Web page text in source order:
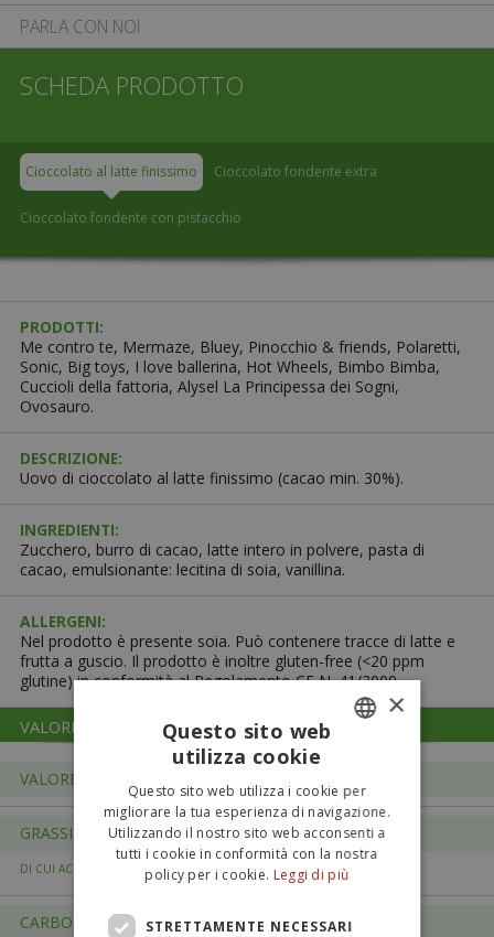
PARLA CON NOI
SCHEDA PRODOTTO
Cioccolato al latte finissimo Cioccolato fondente extra
Cioccolato fondente con pistacchio
PRODOTTI:
Me contro te, Mermaze, Bluey, Pinocchio & friends, Polaretti,
Sonic, Big toys, I love ballerina, Hot Wheels, Bimbo Bimba,
Cuccioli della fattoria, Alysel La Principessa dei Sogni,
Ovosauro.
DESCRIZIONE:
Uovo di cioccolato al latte finissimo (cacao min. 30%).
INGREDIENTI:
Zucchero, burro di cacao, latte intero in polvere, pasta di
cacao, emulsionante: lecitina di soia, vanillina.
ALLERGENI:
Nel prodotto è presente soia. Può contenere tracce di latte e
frutta a guscio. Il prodotto è inoltre gluten-free (<20 ppm
glutine) in conformità al Regolamento CE N. 41/2009.
VALORI NUTRIZIONALI 100 g
VALORE ENERGETICO
GRASSI 30,0 g
DI CUI ACIDI GRASSI SATURI 18,6 g
CARBOIDRATI 56,7 g
ENGLISH
×
Questo sito web
utilizza cookie
Questo sito web utilizza i cookie per
migliorare la tua esperienza di navigazione.
Utilizzando il nostro sito web acconsenti a
tutti i cookie in conformità con la nostra
policy per i cookie. Leggi di più
STRETTAMENTE NECESSARI